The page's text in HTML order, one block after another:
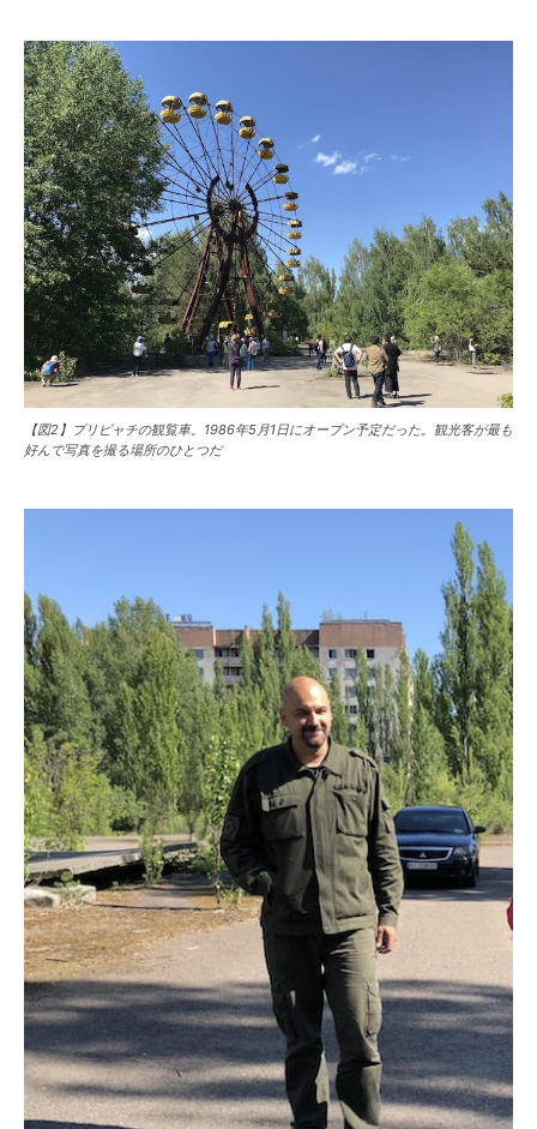
【図2】プリピャチの観覧車。1986年5月1日にオープン予定だった。観光客が最も
好んで写真を撮る場所のひとつだ